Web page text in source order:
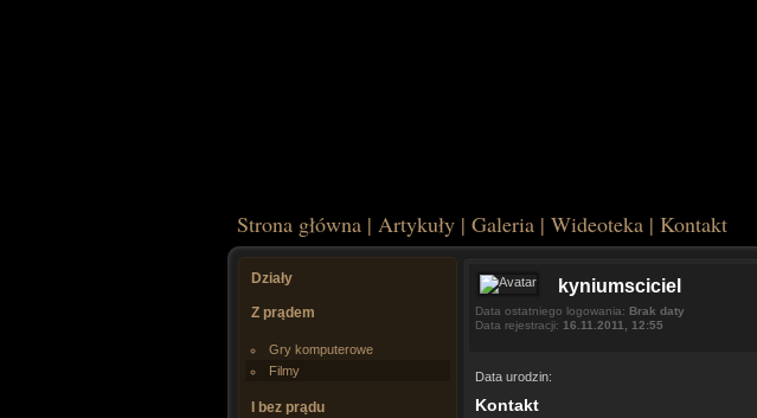
Strona główna | Artykuły | Galeria | Wideoteka | Kontakt
Działy
Z prądem
Gry komputerowe
Filmy
I bez prądu
kyniumsciciel
Data ostatniego logowania: Brak daty
Data rejestracji: 16.11.2011, 12:55
Data urodzin:
Kontakt